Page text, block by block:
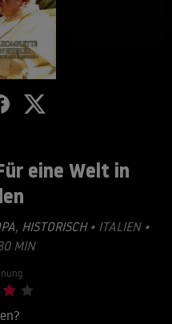
eine Welt in
, HISTORISCH• ITALIEN •
MIN